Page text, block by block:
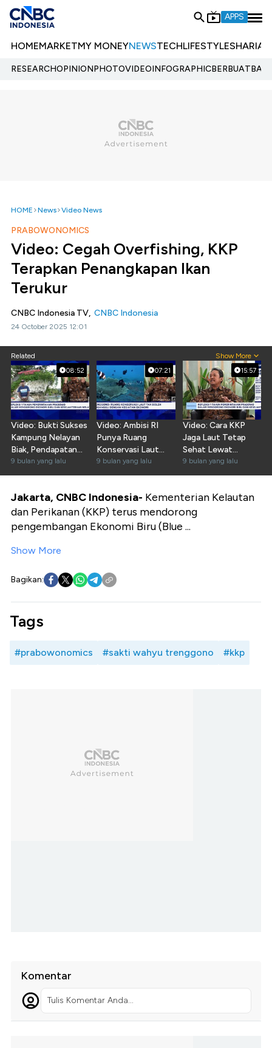
APPS
HOMEMARKETMY MONEYNEWSTECHLIFESTYLESHARIA
RESEARCHOPINIONPHOTOVIDEOINFOGRAPHIC
HOME News Video News
PRABOWONOMICS
Video: Cegah Overfishing, KKP
Terapkan Penangkapan Ikan
Terukur
CNBC Indonesia TV, CNBC Indonesia
24 October 2025 12:01
Related Show More
08:52
Video: Bukti Sukses
Kampung Nelayan
Biak, Pendapatan
Warga Naik 100%
9 bulan yang lalu
07:21
Video: Ambisi RI
Punya Ruang
Konservasi Laut
79,5 Juta Hektare
di 2045
9 bulan yang lalu
15:57
Video: Cara KKP
Jaga Laut Tetap
Sehat Lewat
Ekonomi Biru Era
Prabowo
9 bulan yang lalu
Jakarta, CNBC Indonesia- Kementerian Kelautan
dan Perikanan (KKP) terus mendorong
pengembangan Ekonomi Biru (Blue ...
Show More
Bagikan:
Tags
#prabowonomics #sakti wahyu trenggono #kkp
Komentar
Tulis Komentar Anda...